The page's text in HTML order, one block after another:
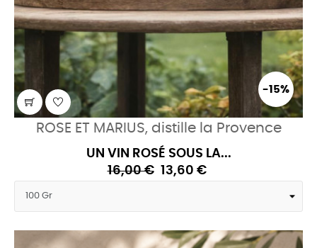
-15%
ROSE ET MARIUS, distille la Provence
UN VIN ROSÉ SOUS LA...
16,00 € 13,60 €